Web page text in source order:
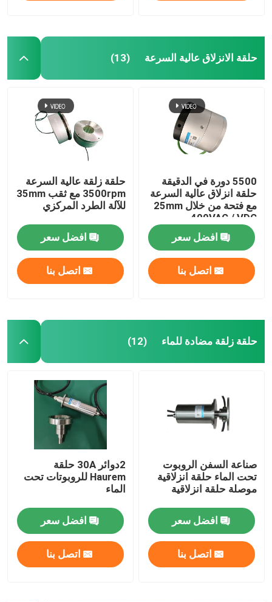
حلقة الانزلاق عالية السرعة (13)
5500 دورة في الدقيقة
حلقة انزلاق عالية السرعة
مع فتحة من خلال 25mm
400VAC / VDC
افضل سعر
اتصل بنا
حلقة زلقة عالية السرعة
3500rpm مع ثقب 35mm
للآلة الطرد المركزي
افضل سعر
اتصل بنا
حلقة زلقة مضادة للماء (12)
صناعة السفن الروبوت
تحت الماء حلقة انزلاقية
موصلة حلقة انزلاقية
افضل سعر
اتصل بنا
2دوائر 30A حلقة
Haurem للروبوتات تحت
الماء
افضل سعر
اتصل بنا